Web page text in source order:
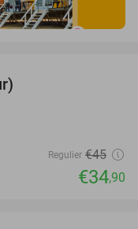
Regulier €45
€34,90